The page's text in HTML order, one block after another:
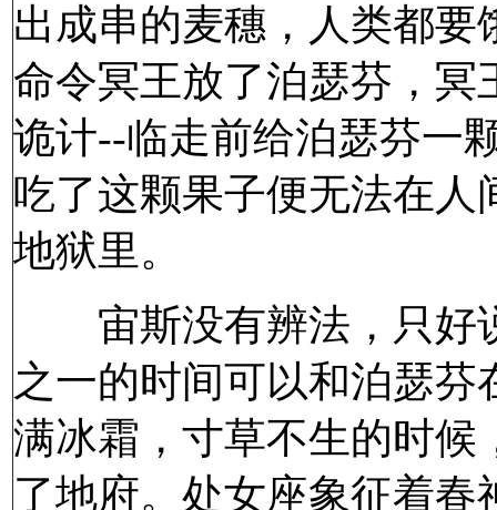
出成串的麦穗，人类都
命令冥王放了泊瑟芬，
诡计--临走前给泊瑟芬一
吃了这颗果子便无法在
地狱里。
宙斯没有辨法，只好
之一的时间可以和泊瑟
满冰霜，寸草不生的时候
了地府。处女座象征着